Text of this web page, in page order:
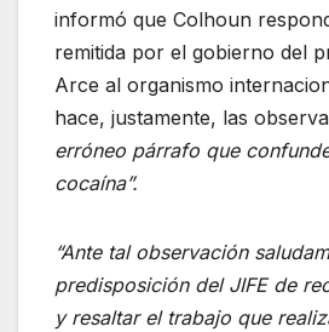
informó que Colhoun
remitida por el gobierno del
Arce al organismo
hace, justamente, las
erróneo párrafo que
cocaína”.
“Ante tal observación
predisposición del JIFE de
y resaltar el trabajo que